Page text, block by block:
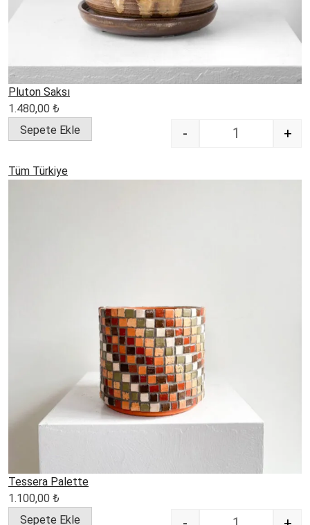
Pluton Saksı
1.480,00 ₺
Quantity
- +
Sepete Ekle
Tüm Türkiye
Tessera Palette
1.100,00 ₺
Sepete Ekle